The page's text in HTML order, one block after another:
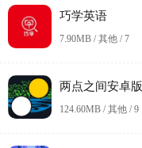
巧学英语
7.90MB / 其他 /7
两点之间安卓版
124.60MB / 其他 /9